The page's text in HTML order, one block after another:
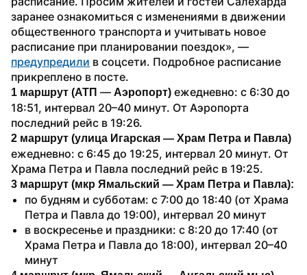
заранее ознакомиться с изменениями в движении
общественного транспорта и учитывать новое
предупредили в соцсети. Подробное расписание
прикреплено в посте.
1 маршрут (АТП — Аэропорт) ежедневно: с 6:30 до
18:51, интервал 20–40 минут. От Аэропорта
последний рейс в 19:26.
2 маршрут (улица Игарская — Храм Петра и Павла)
ежедневно: с 6:45 до 19:25, интервал 20 минут. От
Храма Петра и Павла последний рейс в 19:25.
3 маршрут (мкр Ямальский — Храм Петра и Павла):
по будням и субботам: с 7:00 до 18:40 (от Храма
Петра и Павла до 19:00), интервал 20 минут
в воскресенье и праздники: с 8:20 до 17:40 (от
Храма Петра и Павла до 18:00), интервал 20–40
минут